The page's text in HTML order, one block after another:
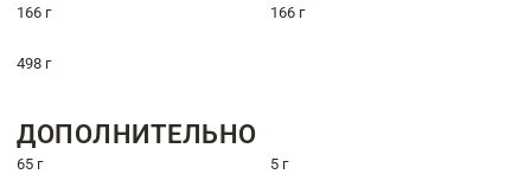
166 г 166 г
498 г
ДОПОЛНИТЕЛЬНО
65 г 5 г